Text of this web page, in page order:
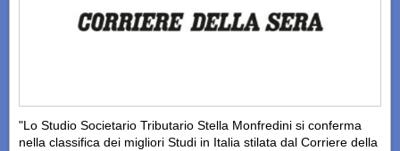
"Lo Studio Societario Tributario Stella Monfredini si conferma
nella classifica dei migliori Studi in Italia stilata dal Corriere della